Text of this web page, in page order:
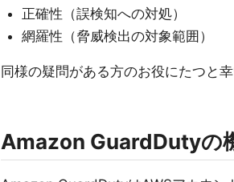
正確性（誤検知への対処）
網羅性（脅威検出の対象範囲）
同様の疑問がある方のお役にたつと幸
Amazon GuardDutyの